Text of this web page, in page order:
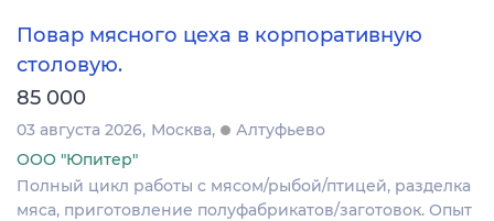
Повар мясного цеха в корпоративную
столовую.
85 000
03 августа 2026 Москва
Алтуфьево
ООО "Юпитер"
Полный цикл работы с мясом/рыбой/птицей, разделка
мяса, приготовление полуфабрикатов/заготовок. Опыт